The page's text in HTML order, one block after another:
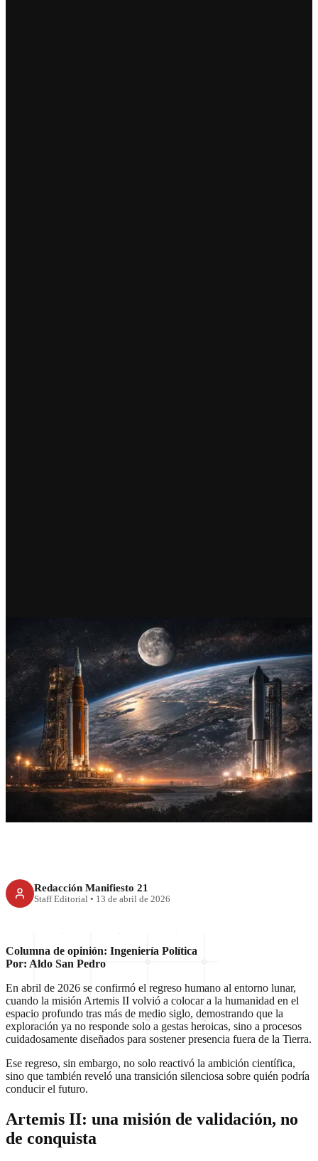
RECIENTE
Artemis II y SpaceX: quién
llevó a la humanidad a la
Luna… y quién controlará lo
que sigue
Redacción Manifiesto 21
Staff Editorial • 13 de abril de 2026
Columna de opinión: Ingeniería Política
Por: Aldo San Pedro
En abril de 2026 se confirmó el regreso humano al entorno lunar,
cuando la misión Artemis II volvió a colocar a la humanidad en el
espacio profundo tras más de medio siglo, demostrando que la
exploración ya no responde solo a gestas heroicas, sino a procesos
cuidadosamente diseñados para sostener presencia fuera de la Tierra.
Ese regreso, sin embargo, no solo reactivó la ambición científica,
sino que también reveló una transición silenciosa sobre quién podría
conducir el futuro.
Artemis II: una misión de validación, no
de conquista